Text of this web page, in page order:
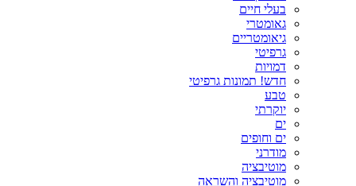
בעלי חיים
גאומטרי
גיאומטריים
גרפיטי
דמויות
חדש! תמונות גרפיטי
טבע
יוקרתי
ים
ים וחופים
מודרני
מוטיבציה
מוטיבציה והשראה